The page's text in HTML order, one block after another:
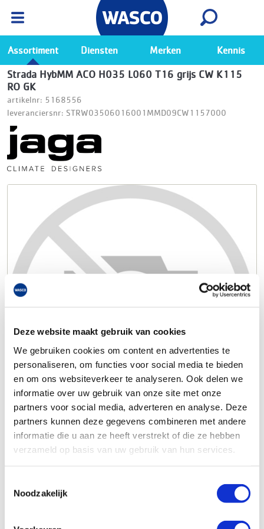
Deze website maakt gebruik van cookies
We gebruiken cookies om content en advertenties te
personaliseren, om functies voor social media te bieden
en om ons websiteverkeer te analyseren. Ook delen we
informatie over uw gebruik van onze site met onze
partners voor social media, adverteren en analyse. Deze
partners kunnen deze gegevens combineren met andere
informatie die u aan ze heeft verstrekt of die ze hebben
verzameld op basis van uw gebruik van hun services.
Noodzakelijk
Ga naar de Wasco app
Bekijk
Assortiment Diensten Merken Kennis
Strada HybMM ACO H035 L060 T16 grijs CW K115
RO GK
artikelnr: 5168556
leveranciersnr: STRW03506016001MMD09CW1157000